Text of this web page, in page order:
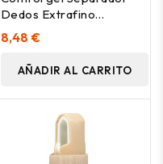
Dedos Extrafino
Medialuna Mix, 1 Ud
8,48 €
AÑADIR AL CARRITO